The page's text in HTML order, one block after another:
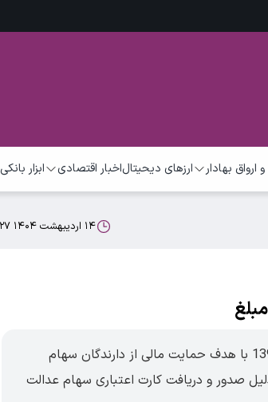
ارواق بهادار ارزهای دیحیتالاخبار اقتصادی ابزار بانکی
۱۴ اردیبهشت ۱۴۰۴ ۱۱:۲۷
کارت اعتباری سهام عدالت، طرحی است که از سال 1399 با هدف حمایت مالی از دارندگان سهام
صدور و دریافت کارت اعتباری سهام عدالت